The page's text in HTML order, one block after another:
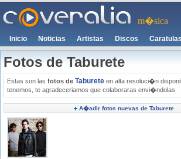
m�sica
Inicio Noticias Artistas Discos Caratulas
Fotos de Taburete
Estas son las fotos de Taburete en alta resoluci�n
tenemos, te agradeceriamos que colaboraras envi�ndolas.
A�adir fotos nuevas de Taburete